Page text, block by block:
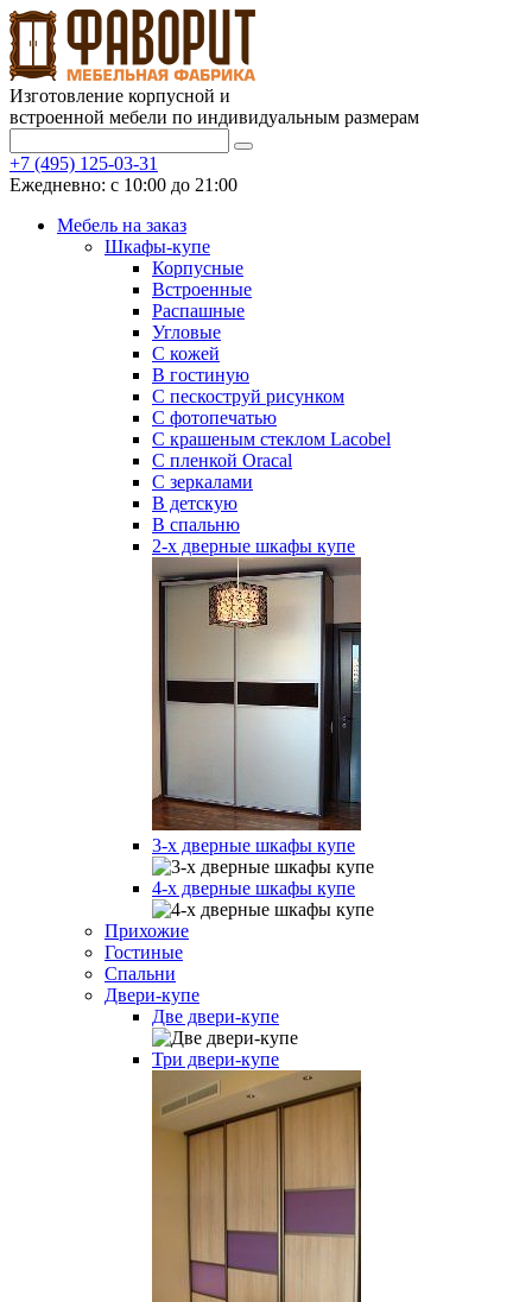
Изготовление корпусной и
встроенной мебели по индивидуальным размерам
+7 (495) 125-03-31
Ежедневно: с 10:00 до 21:00
Мебель на заказ
Шкафы-купе
Корпусные
Встроенные
Распашные
Угловые
С кожей
В гостиную
С пескоструй рисунком
С фотопечатью
С крашеным стеклом Lacobel
С пленкой Oracal
С зеркалами
В детскую
В спальню
2-х дверные шкафы купе
3-х дверные шкафы купе
4-х дверные шкафы купе
Прихожие
Гостиные
Спальни
Двери-купе
Две двери-купе
Три двери-купе